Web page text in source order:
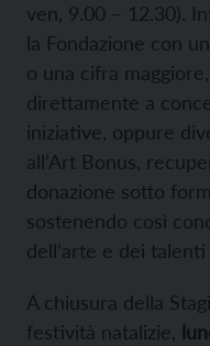
ven, 9.00 – 12.30).
la Fondazione con
o una cifra
direttamente a
iniziative, oppure
all’Art Bonus,
donazione sotto
sostenendo così
dell’arte e dei talenti
A chiusura della
festività natalizie,